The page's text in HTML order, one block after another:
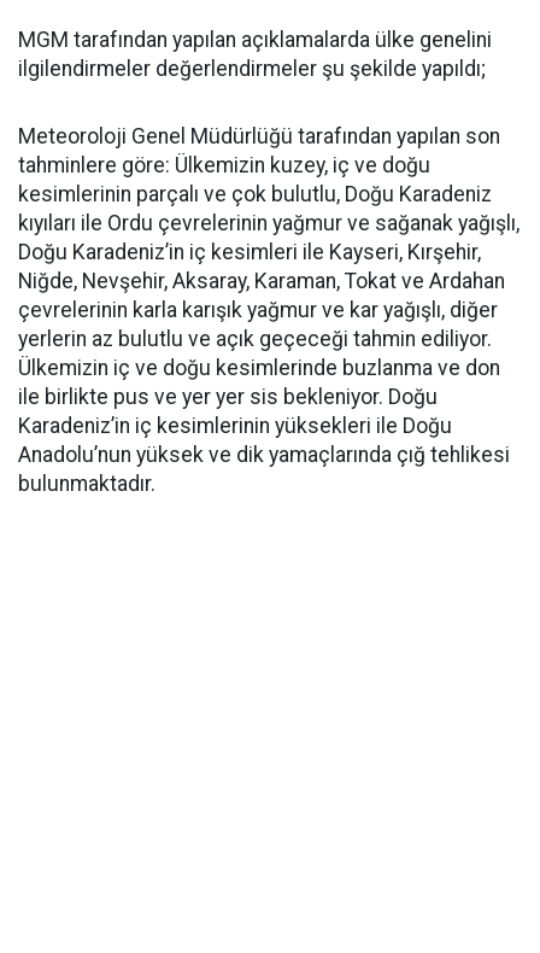
MGM tarafından yapılan açıklamalarda ülke genelini
ilgilendirmeler değerlendirmeler şu şekilde yapıldı;
Meteoroloji Genel Müdürlüğü tarafından yapılan son
tahminlere göre: Ülkemizin kuzey, iç ve doğu
kesimlerinin parçalı ve çok bulutlu, Doğu Karadeniz
kıyıları ile Ordu çevrelerinin yağmur ve sağanak yağışlı,
Doğu Karadeniz’in iç kesimleri ile Kayseri, Kırşehir,
Niğde, Nevşehir, Aksaray, Karaman, Tokat ve Ardahan
çevrelerinin karla karışık yağmur ve kar yağışlı, diğer
yerlerin az bulutlu ve açık geçeceği tahmin ediliyor.
Ülkemizin iç ve doğu kesimlerinde buzlanma ve don
ile birlikte pus ve yer yer sis bekleniyor. Doğu
Karadeniz’in iç kesimlerinin yüksekleri ile Doğu
Anadolu’nun yüksek ve dik yamaçlarında çığ tehlikesi
bulunmaktadır.